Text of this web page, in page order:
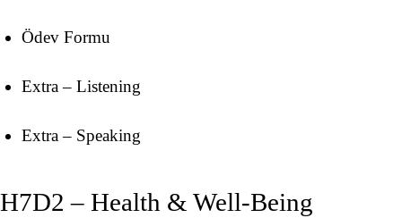
Ödev Formu
Extra – Listening
Extra – Speaking
H7D2 – Health & Well-Being